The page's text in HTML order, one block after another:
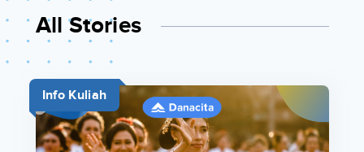
All Stories
Info Kuliah